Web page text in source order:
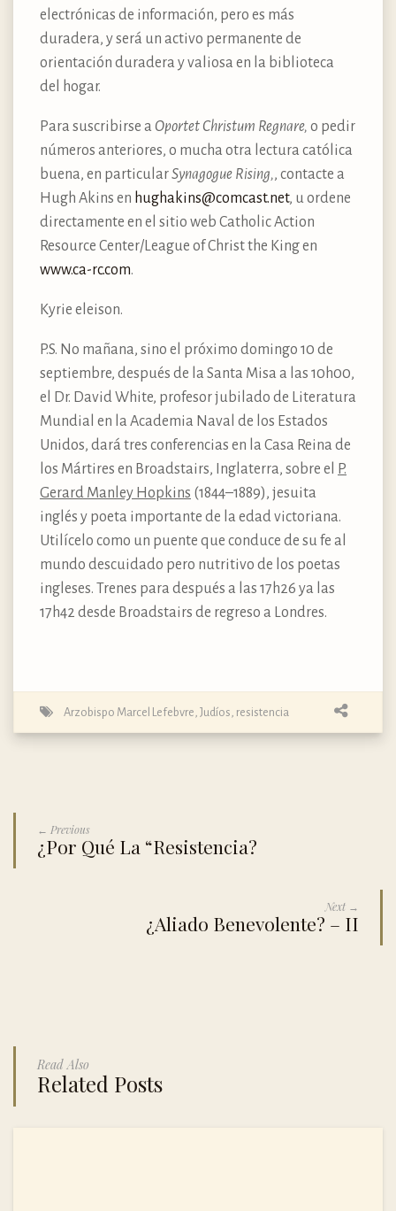
electrónicas de información, pero es más
duradera, y será un activo permanente de
orientación duradera y valiosa en la biblioteca
del hogar.
Para suscribirse a Oportet Christum Regnare, o pedir
números anteriores, o mucha otra lectura católica
buena, en particularSynagogue Rising,, contacte a
Hugh Akins en hughakins@comcast.net, u ordene
directamente en el sitio web Catholic Action
Resource Center/League of Christ the King en
www.ca-rc.com.
Kyrie eleison.
P.S. No mañana, sino el próximo domingo 10 de
septiembre, después de la Santa Misa a las 10h00,
el Dr. David White, profesor jubilado de Literatura
Mundial en la Academia Naval de los Estados
Unidos, dará tres conferencias en la Casa Reina de
los Mártires en Broadstairs, Inglaterra, sobre el
P.
Gerard Manley Hopkins (1844–1889), jesuita
inglés y poeta importante de la edad victoriana.
Utilícelo como un puente que conduce de su fe al
mundo descuidado pero nutritivo de los poetas
ingleses. Trenes para después a las 17h26 ya las
17h42 desde Broadstairs de regreso a Londres.
Arzobispo Marcel Lefebvre Judíos resistencia
← Previous
¿Por Qué La “Resistencia?
Next →
¿Aliado Benevolente? – II
Read Also
Related Posts